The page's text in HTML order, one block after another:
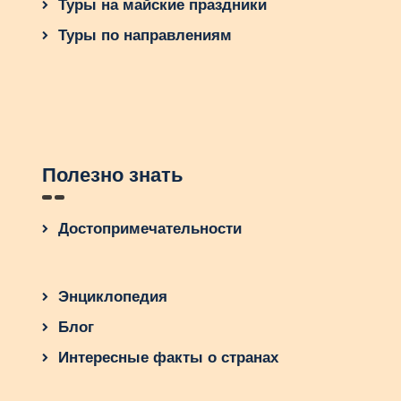
Туры на майские праздники
Туры по направлениям
Полезно знать
Достопримечательности
Энциклопедия
Блог
Интересные факты о странах